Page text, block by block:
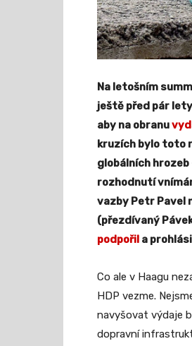
Na letošním
ještě před pár
aby na obranu
kruzích bylo toto
globálních hrozeb
rozhodnutí
vazby Petr Pavel
(přezdívaný
podpořil a
Co ale v Haagu
HDP vezme.
navyšovat výdaje
dopravní